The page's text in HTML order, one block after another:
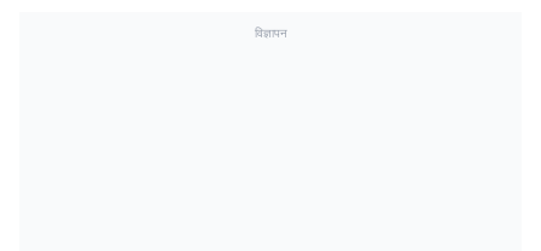
विज्ञापन